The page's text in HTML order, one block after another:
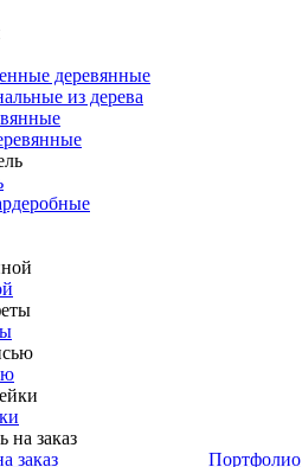
деревянные
из дерева
заказ Портфолио